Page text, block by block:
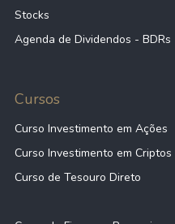
Stocks
Agenda de Dividendos - BDRs
Cursos
Curso Investimento em Ações
Curso Investimento em Criptos
Curso de Tesouro Direto